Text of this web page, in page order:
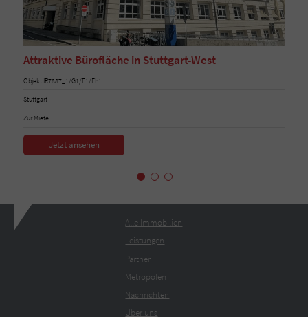
Attraktive Bürofläche in Stuttgart-West
Objekt IR7887_1/G1/E1/Eh1
Stuttgart
Zur Miete
Jetzt ansehen
Alle Immobilien
Leistungen
Partner
Metropolen
Nachrichten
Über uns